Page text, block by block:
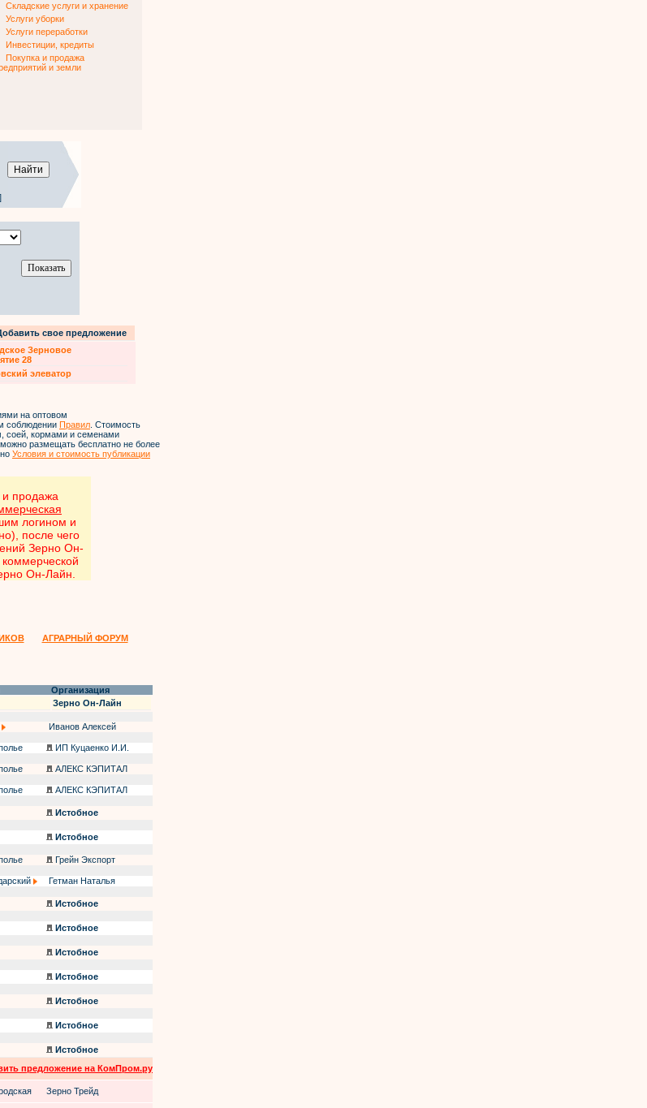
Складские услуги и хранение
Услуги уборки
Услуги переработки
Инвестиции, кредиты
Покупка и продажа
и земли
свое предложение
Зерновое
28
элеватор
на оптовом
соблюдении Правил . Стоимость
соей, кормами и семенами
размещать бесплатно не более
Условия и стоимость публикации
продажа
логином и
после чего
Зерно Он-
Он-Лайн.
АГРАРНЫЙ ФОРУМ
Организация
Зерно Он-Лайн
Иванов Алексей
ИП Куцаенко И.И.
АЛЕКС КЭПИТАЛ
АЛЕКС КЭПИТАЛ
Истобное
Истобное
Грейн Экспорт
Гетман Наталья
Истобное
Истобное
Истобное
Истобное
Истобное
Истобное
Истобное
предложение на КомПром.ру
Зерно Трейд